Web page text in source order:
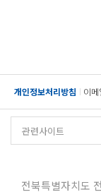
개인정보처리방침 이
전북특별자치도